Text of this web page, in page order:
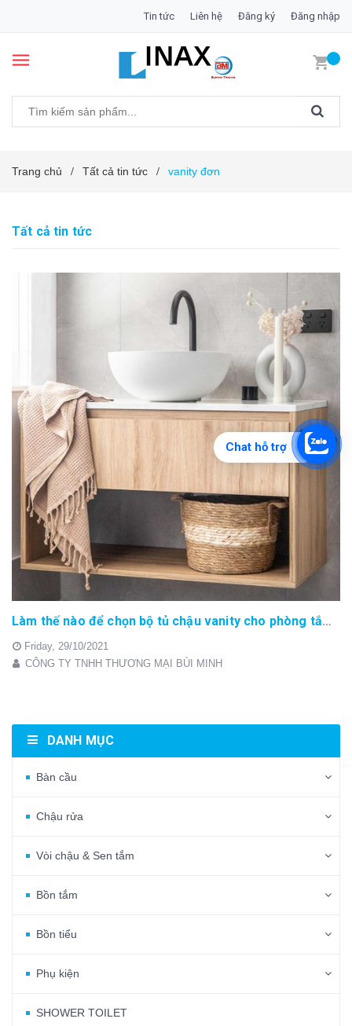
Tin tức Liên hệ Đăng ký Đăng nhập
Trang chủ / Tất cả tin tức / vanity đơn
Tất cả tin tức
Làm thế nào để chọn bộ tủ chậu vanity cho phòng tắm phù hợp
Friday, 29/10/2021
CÔNG TY TNHH THƯƠNG MẠI BÙI MINH
DANH MỤC
Bàn cầu
Chậu rửa
Vòi chậu & Sen tắm
Bồn tắm
Bồn tiểu
Phụ kiện
SHOWER TOILET
Chat hỗ trợ